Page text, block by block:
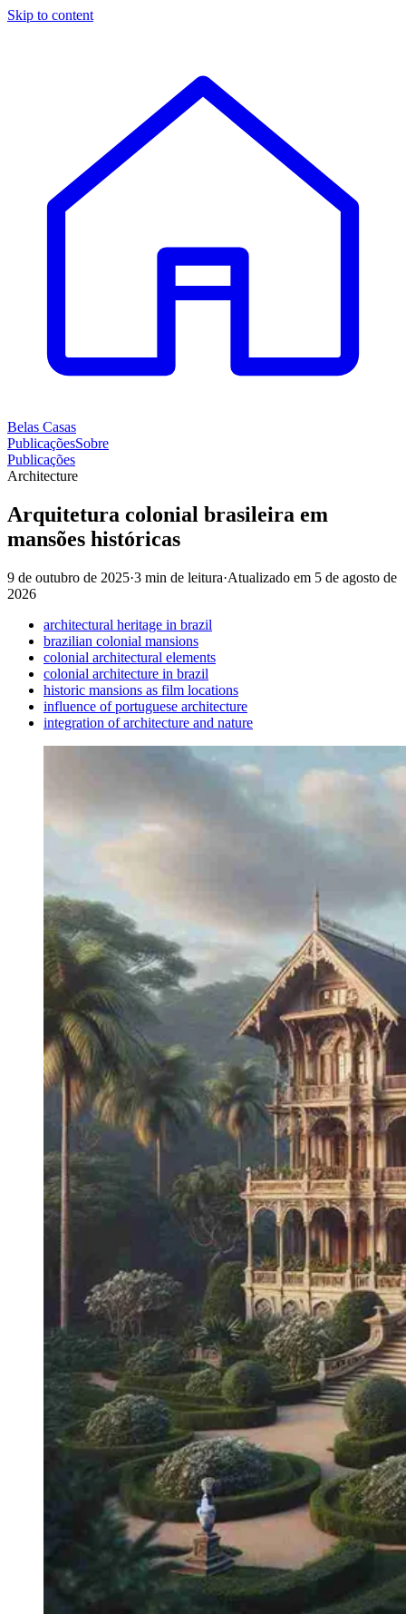
Skip to content
Belas Casas
PublicaçõesSobre
Publicações
Architecture
Arquitetura colonial brasileira em
mansões históricas
9 de outubro de 2025·3 min de leitura·Atualizado em 5 de agosto de
2026
architectural heritage in brazil
brazilian colonial mansions
colonial architectural elements
colonial architecture in brazil
historic mansions as film locations
influence of portuguese architecture
integration of architecture and nature